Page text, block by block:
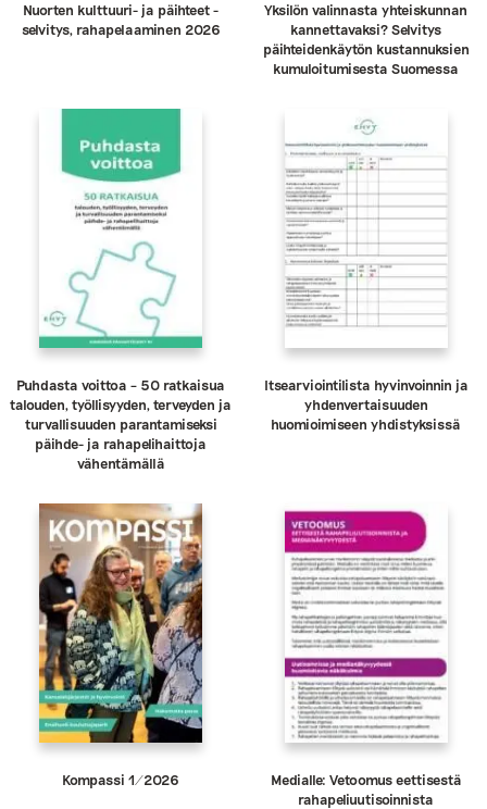
Nuorten kulttuuri- ja päihteet -
selvitys, rahapelaaminen 2026
Yksilön valinnasta yhteiskunnan
kannettavaksi? Selvitys
päihteidenkäytön kustannuksien
kumuloitumisesta Suomessa
Puhdasta voittoa – 50 ratkaisua
talouden, työllisyyden, terveyden ja
turvallisuuden parantamiseksi
päihde- ja rahapelihaittoja
vähentämällä
Itsearviointilista hyvinvoinnin ja
yhdenvertaisuuden
huomioimiseen yhdistyksissä
Kompassi 1/2026
Medialle: Vetoomus eettisestä
rahapeliuutisoinnista